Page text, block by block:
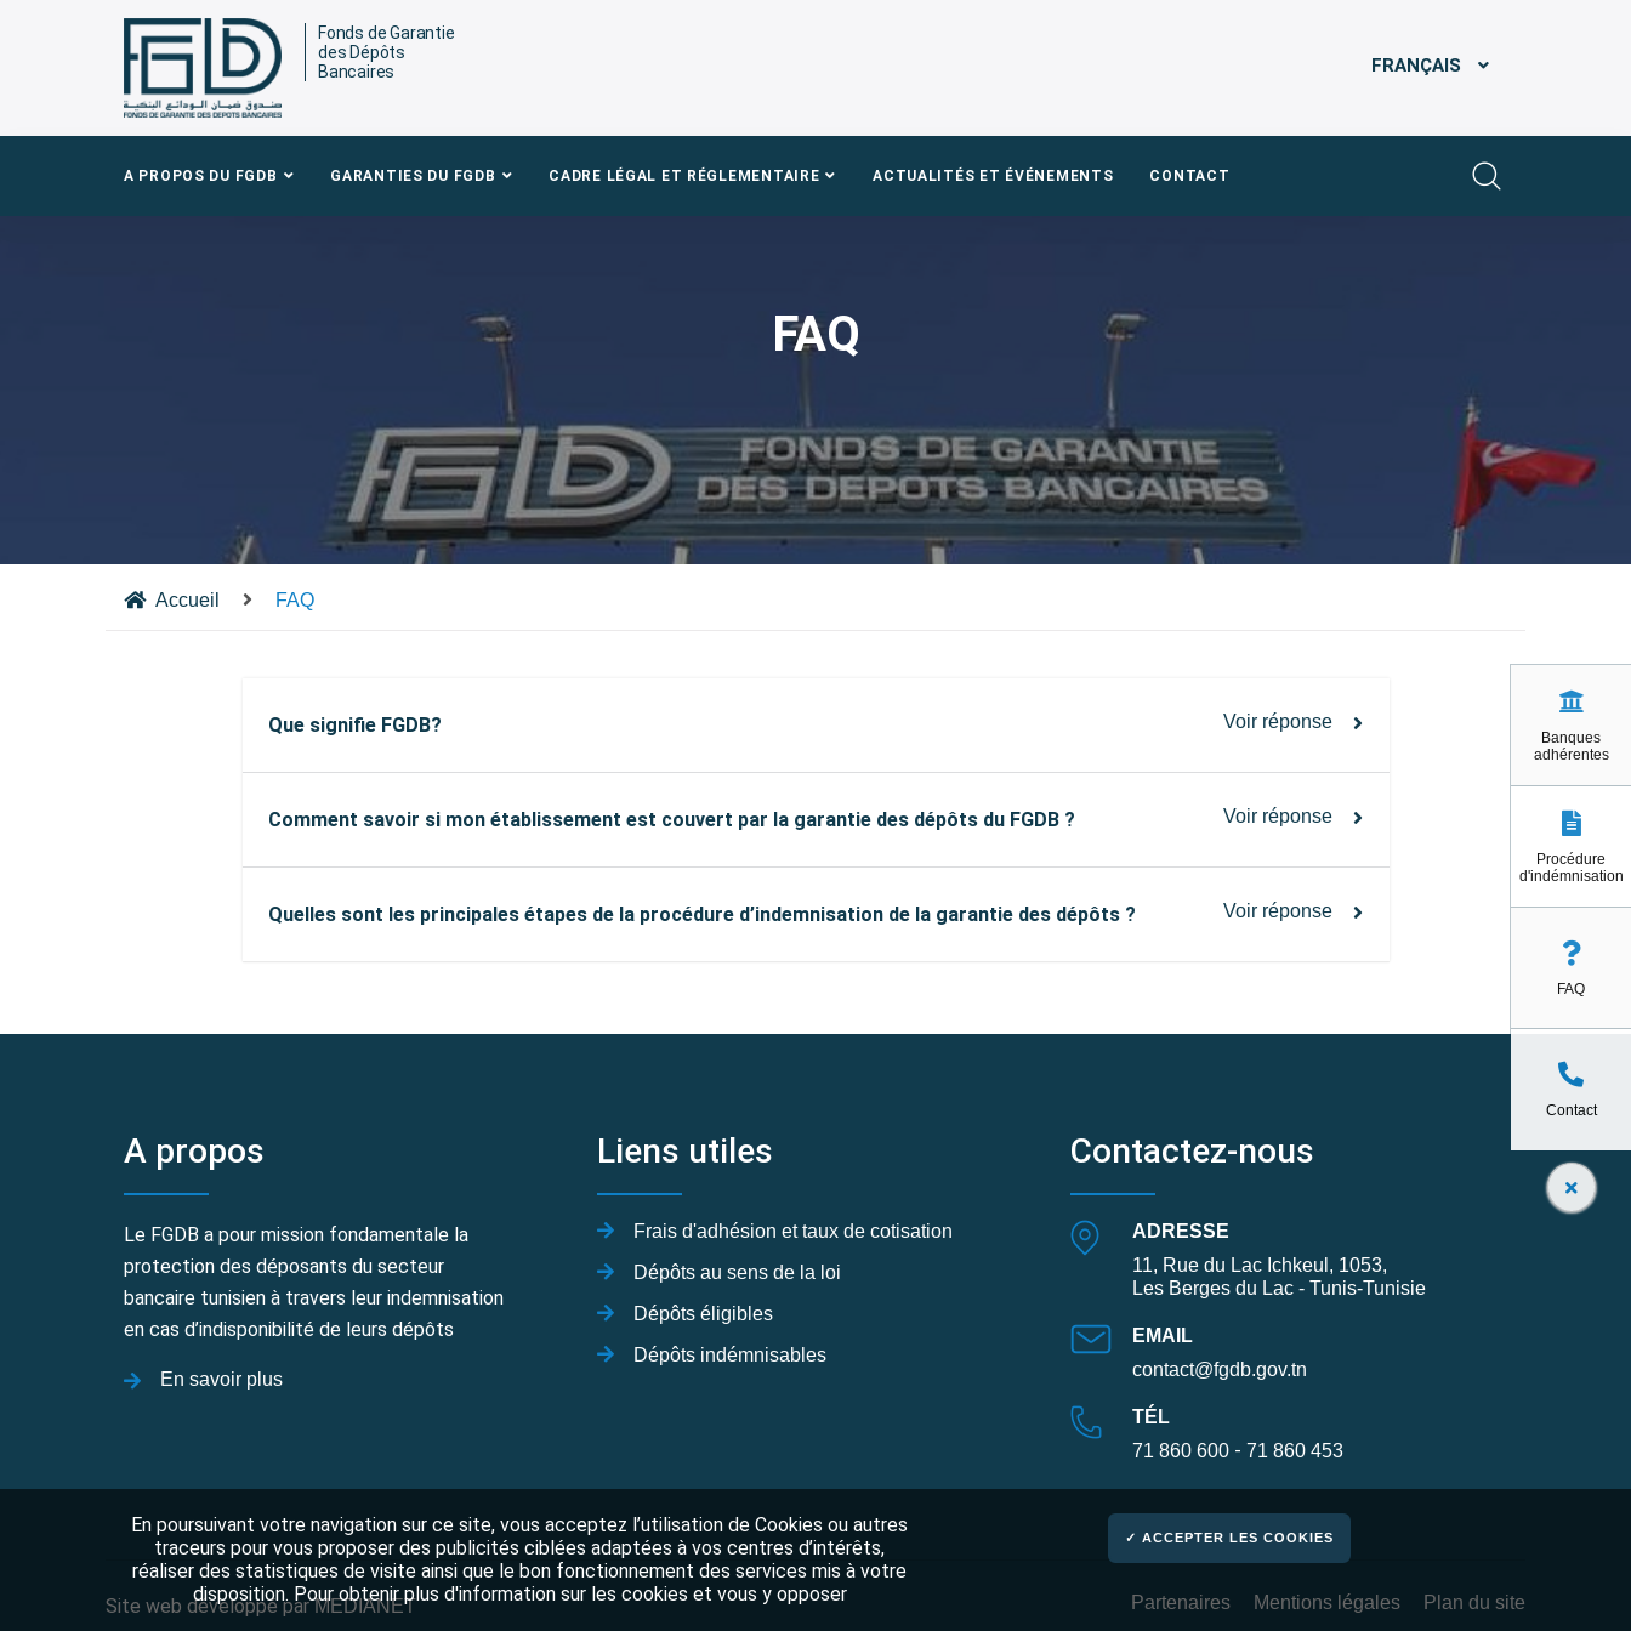
Fonds de Garantie
des Dépôts
Bancaires
FRANÇAIS
Banques
adhérentes
Procédure
d'indémnisation
FAQ
Contact
A PROPOS DU FGDB GARANTIES DU FGDB CADRE LÉGAL ET RÉGLEMENTAIRE ACTUALITÉS ET ÉVÉNEMENTS CONTACT
FAQ
Accueil FAQ
Que signifie FGDB? Voir réponse
Comment savoir si mon établissement est couvert par la garantie des dépôts du FGDB ? Voir réponse
Quelles sont les principales étapes de la procédure d’indemnisation de la garantie des dépôts ? Voir réponse
A propos
Le FGDB a pour mission fondamentale la
protection des déposants du secteur
bancaire tunisien à travers leur indemnisation
en cas d’indisponibilité de leurs dépôts
En savoir plus
Liens utiles
Frais d'adhésion et taux de cotisation
Dépôts au sens de la loi
Dépôts éligibles
Dépôts indémnisables
Contactez-nous
ADRESSE
11, Rue du Lac Ichkeul, 1053,
Les Berges du Lac - Tunis-Tunisie
EMAIL
contact@fgdb.gov.tn
TÉL
71 860 600 - 71 860 453
Site web développé parMEDIANET Partenaires Mentions légales Plan du site
En poursuivant votre navigation sur ce site, vous acceptez l’utilisation de Cookies ou autres
traceurs pour vous proposer des publicités ciblées adaptées à vos centres d’intérêts,
réaliser des statistiques de visite ainsi que le bon fonctionnement des services mis à votre
disposition. Pour obtenir plus d'information sur les cookies et vous y opposer
✓ ACCEPTER LES COOKIES